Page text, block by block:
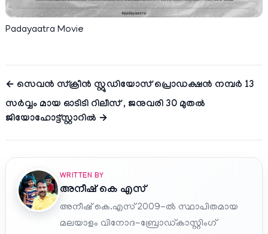
Padayaatra Movie
← സെവൻ സ്ക്രീൻ സ്റ്റുഡിയോസ് പ്രൊഡക്ഷൻ നമ്പർ 13
സർവ്വം മായ ഓടിടി റിലീസ് , ജനുവരി 30 മുതൽ
ജിയോഹോട്ട്സ്റ്റാറിൽ →
WRITTEN BY
അനീഷ്‌ കെ എസ്
അനീഷ് കെ.എസ് 2009-ൽ സ്ഥാപിതമായ
മലയാളം വിനോദ-ബ്രോഡ്കാസ്റ്റിംഗ്